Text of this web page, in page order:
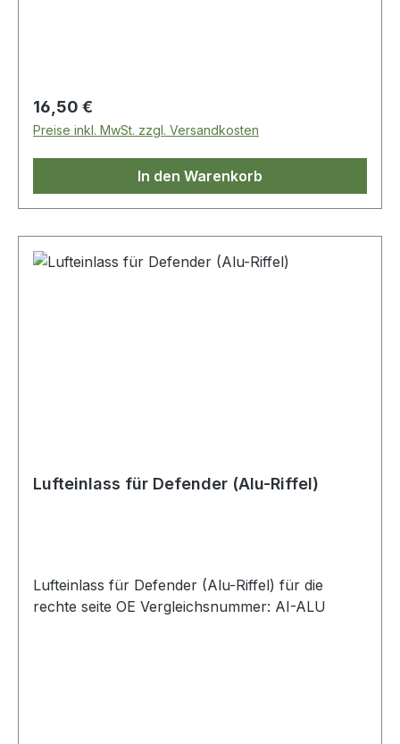
Regulärer Preis:
16,50 €
Preise inkl. MwSt. zzgl. Versandkosten
In den Warenkorb
Lufteinlass für Defender (Alu-Riffel)
Lufteinlass für Defender (Alu-Riffel) für die
rechte seite OE Vergleichsnummer: AI-ALU